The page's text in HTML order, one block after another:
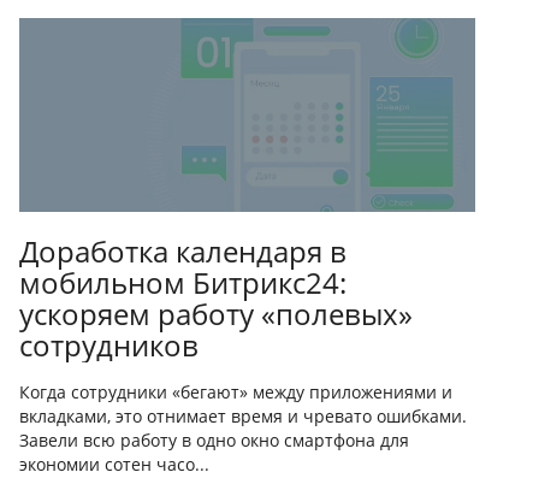
Доработка календаря в
мобильном Битрикс24:
ускоряем работу «полевых»
сотрудников
Когда сотрудники «бегают» между приложениями и
вкладками, это отнимает время и чревато ошибками.
Завели всю работу в одно окно смартфона для
экономии сотен часо...